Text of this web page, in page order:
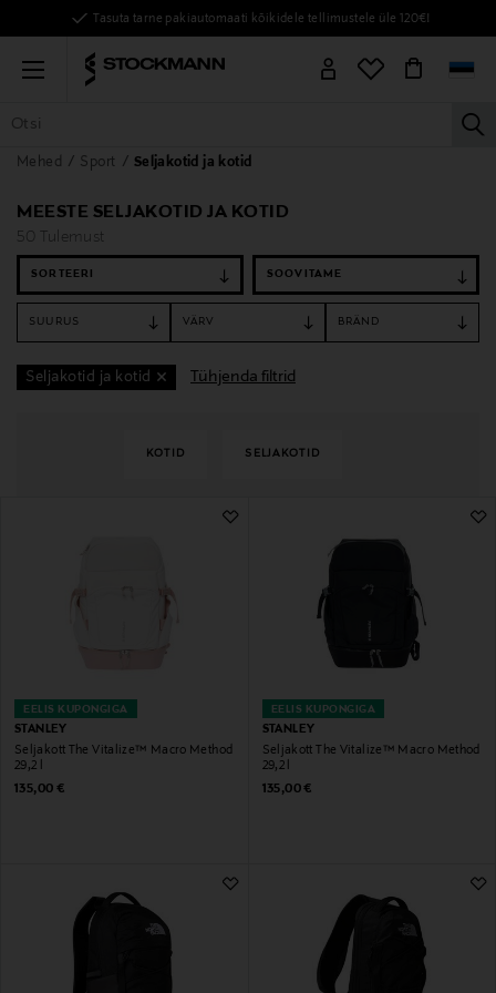
Tasuta tarne pakiautomaati kõikidele tellimustele üle 120€!
Menu
KÕIK TOOTED NAISED MEHED
Mehed Sport Seljakotid ja kotid
MEESTE SELJAKOTID JA KOTID
50 Tulemust
SORTEERI
SUURUS VÄRV BRÄND
Seljakotid ja kotid Tühjenda filtrid
KOTID SELJAKOTID
EELIS KUPONGIGA
STANLEY
Seljakott The Vitalize™ Macro Method
29,2 l
Original Price
135,00 €
EELIS KUPONGIGA
STANLEY
Seljakott The Vitalize™ Macro Method
29,2 l
Original Price
135,00 €